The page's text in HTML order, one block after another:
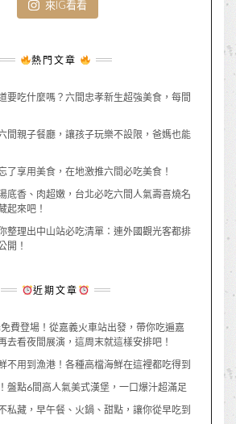
來IG看看
熱門文章
要吃什麼嗎？六間忠孝新生超強美食，每間
間親子餐廳，讓孩子玩樂不設限，爸媽也能
了享用美食，在地激推六間必吃美食！
底香、肉超嫩，台北必吃六間人氣壽喜燒名
起來吧！
整理出中山站必吃清單：連外國觀光客都排
開！
近期文章
費登場！從嘉義火車站出發，帶你吃遍嘉
去看夜間展演，這周末就這樣安排吧！
不用到漁港！各種高檔海鮮在這裡都吃得到
盤點6間高人氣美式漢堡，一口爆汁超滿足
私藏，早午餐、火鍋、甜點，讓你從早吃到